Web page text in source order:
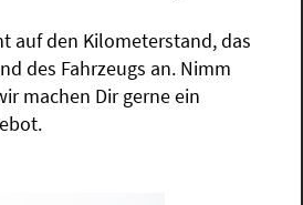
auf den Kilometerstand, das
des Fahrzeugs an. Nimm
machen Dir gerne ein